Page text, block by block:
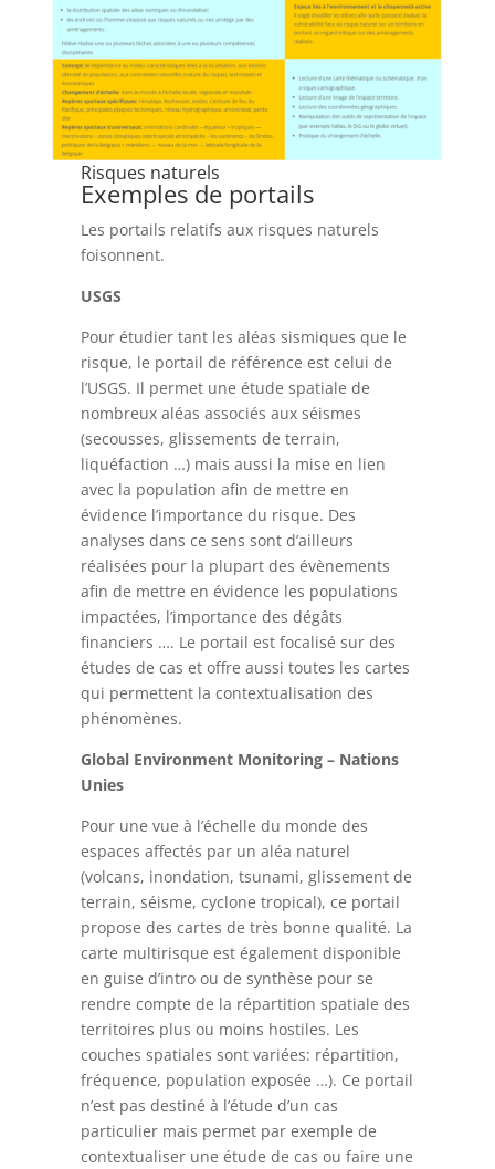
Risques naturels
Exemples de portails
Les portails relatifs aux risques naturels
foisonnent.
USGS
Pour étudier tant les aléas sismiques que le
risque, le portail de référence est celui de
l’USGS. Il permet une étude spatiale de
nombreux aléas associés aux séismes
(secousses, glissements de terrain,
liquéfaction …) mais aussi la mise en lien
avec la population afin de mettre en
évidence l’importance du risque. Des
analyses dans ce sens sont d’ailleurs
réalisées pour la plupart des évènements
afin de mettre en évidence les populations
impactées, l’importance des dégâts
financiers …. Le portail est focalisé sur des
études de cas et offre aussi toutes les cartes
qui permettent la contextualisation des
phénomènes.
Global Environment Monitoring – Nations
Unies
Pour une vue à l’échelle du monde des
espaces affectés par un aléa naturel
(volcans, inondation, tsunami, glissement de
terrain, séisme, cyclone tropical), ce portail
propose des cartes de très bonne qualité. La
carte multirisque est également disponible
en guise d’intro ou de synthèse pour se
rendre compte de la répartition spatiale des
territoires plus ou moins hostiles. Les
couches spatiales sont variées: répartition,
fréquence, population exposée …). Ce portail
n’est pas destiné à l’étude d’un cas
particulier mais permet par exemple de
contextualiser une étude de cas ou faire une